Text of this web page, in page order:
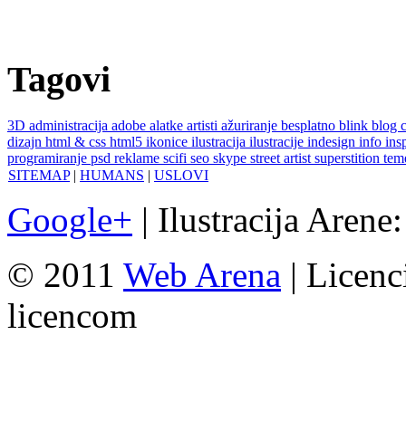
Tagovi
3D administracija adobe alatke artisti ažuriranje besplatno blink blog
dizajn html & css html5 ikonice ilustracija ilustracije indesign info
programiranje psd reklame scifi seo skype street artist superstition
SITEMAP| HUMANS | USLOVI
Google+ | Ilustracija
© 2011 Web Arena |
licencom